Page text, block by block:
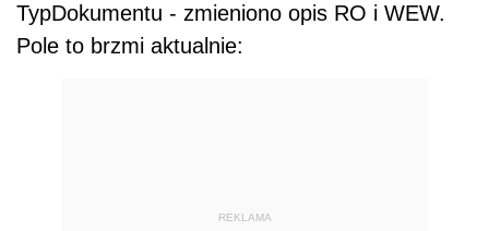
TypDokumentu - zmieniono opis RO i WEW.
Pole to brzmi aktualnie:
REKLAMA